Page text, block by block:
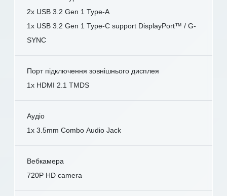
2x USB 3.2 Gen 1 Type-A
1x USB 3.2 Gen 1 Type-C support DisplayPort™ / G-
SYNC
Порт підключення зовнішнього дисплея
1x HDMI 2.1 TMDS
Аудіо
1x 3.5mm Combo Audio Jack
Вебкамера
720P HD camera